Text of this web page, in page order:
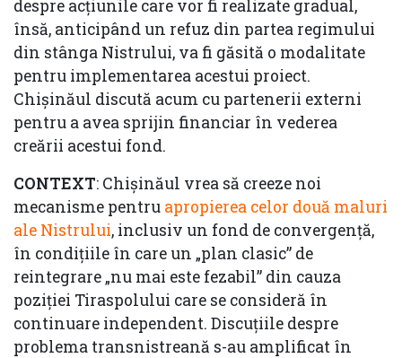
despre acțiunile care vor fi realizate gradual,
însă, anticipând un refuz din partea regimului
din stânga Nistrului, va fi găsită o modalitate
pentru implementarea acestui proiect.
Chișinăul discută acum cu partenerii externi
pentru a avea sprijin financiar în vederea
creării acestui fond.
CONTEXT: Chișinăul vrea să creeze noi
mecanisme pentru apropierea celor două maluri
ale Nistrului, inclusiv un fond de convergență,
în condițiile în care un „plan clasic” de
reintegrare „nu mai este fezabil” din cauza
poziției Tiraspolului care se consideră în
continuare independent. Discuțiile despre
problema transnistreană s-au amplificat în